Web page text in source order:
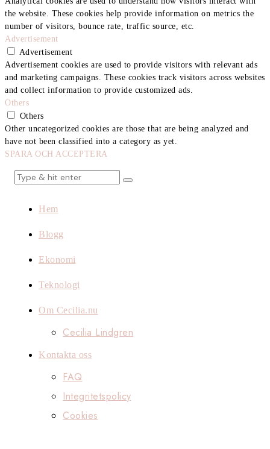
the website. These cookies help provide information on metrics the
number of visitors, bounce rate, traffic source, etc.
Advertisement
Advertisement
Advertisement cookies are used to provide visitors with relevant ads
and marketing campaigns. These cookies track visitors across websites
and collect information to provide customized ads.
Others
Others
Other uncategorized cookies are those that are being analyzed and
have not been classified into a category as yet.
SPARA OCH ACCEPTERA
Hem
Blogg
Ekonomi
Teknologi
Om Cecilia.nu
Cecilia Lindgren
Kontakta oss
FAQ
Integritetspolicy
Cookies